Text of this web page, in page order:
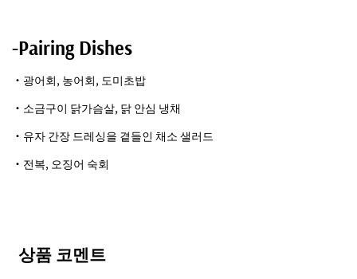
-Pairing Dishes
・광어회, 농어회, 도미초밥
・소금구이 닭가슴살, 닭 안심 냉채
・유자 간장 드레싱을 곁들인 채소 샐러드
・전복, 오징어 숙회
상품 코멘트